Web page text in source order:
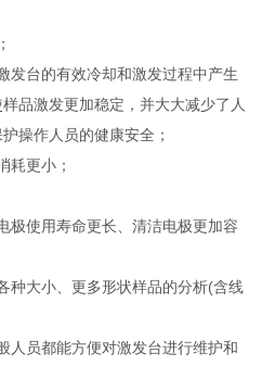
台的有效冷却和激发过程中产生
品激发更加稳定，并大大减少了人
作人员的健康安全；
小；
使用寿命更长、清洁电极更加容
小、更多形状样品的分析(含线
人员都能方便对激发台进行维护和